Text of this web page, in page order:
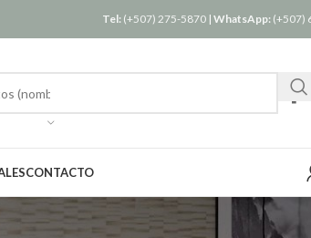
Tel: (+507) 275-5870 | WhatsApp: (+507)
CONTACTO